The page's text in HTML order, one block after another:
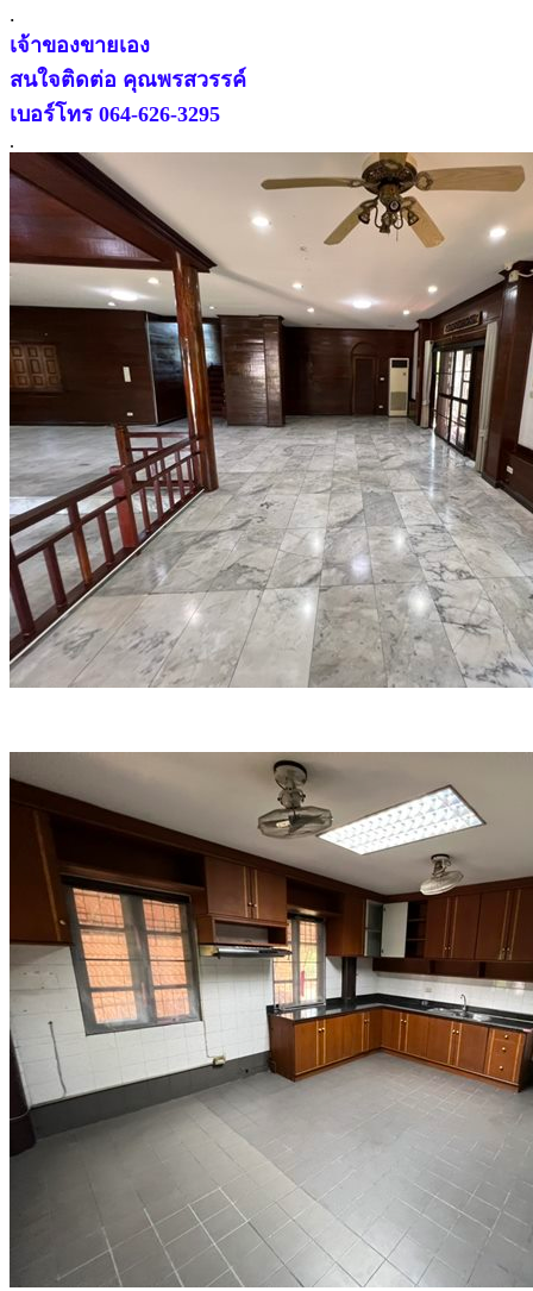
.
เจ้าของขายเอง
สนใจติดต่อ คุณพรสวรรค์
เบอร์โทร 064-626-3295
.